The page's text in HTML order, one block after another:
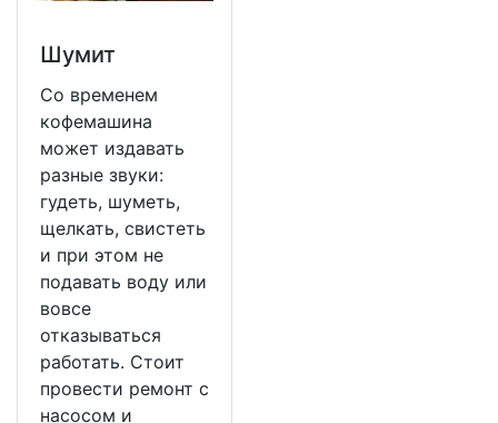
Шумит
Со временем
кофемашина
может издавать
разные звуки:
гудеть, шуметь,
щелкать, свистеть
и при этом не
подавать воду или
вовсе
отказываться
работать. Стоит
провести ремонт с
насосом и